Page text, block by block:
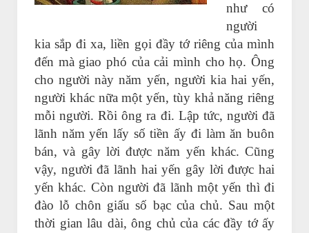
như có
người
kia sắp đi xa, liền gọi đầy tớ riêng của mình
đến mà giao phó của cải mình cho họ. Ông
cho người này năm yến, người kia hai yến,
người khác nữa một yến, tùy khả năng riêng
mỗi người. Rồi ông ra đi. Lập tức, người đã
lãnh năm yến lấy số tiền ấy đi làm ăn buôn
bán, và gây lời được năm yến khác. Cũng
vậy, người đã lãnh hai yến gây lời được hai
yến khác. Còn người đã lãnh một yến thì đi
đào lỗ chôn giấu số bạc của chủ. Sau một
thời gian lâu dài, ông chủ của các đầy tớ ấy